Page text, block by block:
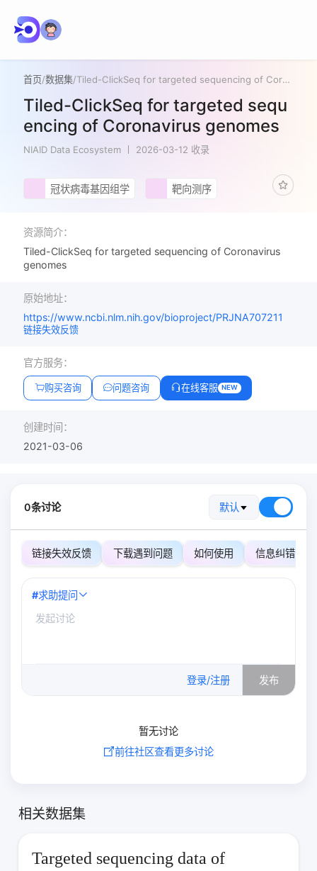
首页/数据集/ Tiled-ClickSeq for targeted sequencing of Coronavirus genomes
Tiled-ClickSeq for targeted sequ
encing of Coronavirus genomes
NIAID Data Ecosystem 2026-03-12 收录
冠状病毒基因组学 靶向测序
资源简介：
Tiled-ClickSeq for targeted sequencing of Coronavirus
genomes
原始地址：
https://www.ncbi.nlm.nih.gov/bioproject/PRJNA707211
链接失效反馈
官方服务：
购买咨询 问题咨询 在线客服 NEW
创建时间：
2021-03-06
0条讨论 默认
链接失效反馈 下载遇到问题 如何使用 信息纠错
#求助提问
登录/注册 发布
暂无讨论
前往社区查看更多讨论
相关数据集
Targeted sequencing data of